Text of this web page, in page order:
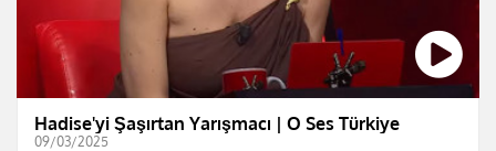
Hadise'yi Şaşırtan Yarışmacı | O Ses Türkiye
09/03/2025